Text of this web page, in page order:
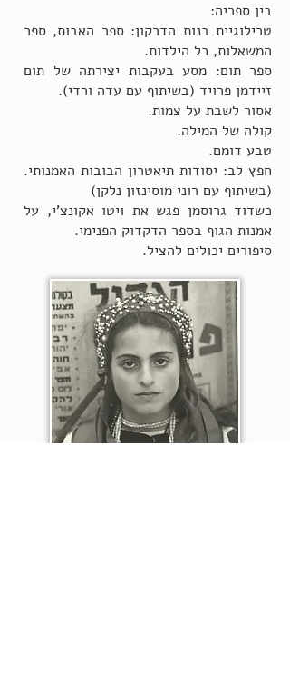
בין ספריה:
טרילוגיית בנות הדרקון: ספר האבות, ספר
המשאלות, כל הילדות.
ספר תום: מסע בעקבות יצירתה של תום
זיידמן פרויד (בשיתוף עם עדה ורדי).
אסור לשבת על צמות.
קולה של המילה.
טבע דומם.
חפץ לב: יסודות תיאטרון הבובות האמנותי.
(בשיתוף עם רוני מוסינזון נלקן)
כשדוד גרוסמן פגש את ויטו אקונצ'י, על
אמנות הגוף בספר הדקדוק הפנימי.
סיפורים יכולים להציל.